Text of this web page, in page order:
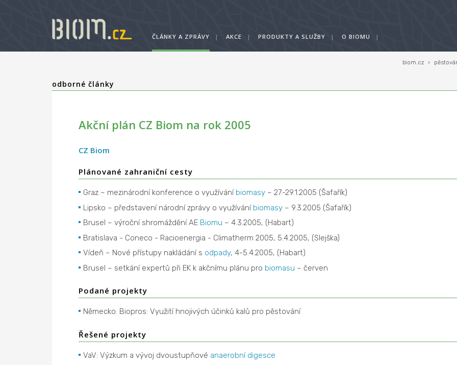
ČLÁNKY A ZPRÁVY | AKCE | PRODUKTY A SLUŽBY | O BIOMU |
biom.cz ›
odborné články
Akční plán CZ Biom na rok 2005
CZ Biom
Plánované zahraniční cesty
Graz – mezinárodní konference o využívání biomasy– 27.-29.1.2005 (Šafařík)
Lipsko – představení národní zprávy o využívání biomasy– 9.3.2005 (Šafařík)
Brusel – výroční shromáždění AE Biomu – 4.3.2005, (Habart)
Bratislava - Coneco - Racioenergia - Climatherm 2005, 5.4.2005, (Slejška)
Vídeň – Nové přístupy nakládání s odpady, 4-5.4.2005, (Habart)
Brusel – setkání expertů při EK k akčnímu plánu pro biomasu – červen
Podané projekty
Německo: Biopros: Využití hnojivých účinků kalů pro pěstování
Řešené projekty
VaV: Výzkum a vývoj dvoustupňové anaerobní digesce